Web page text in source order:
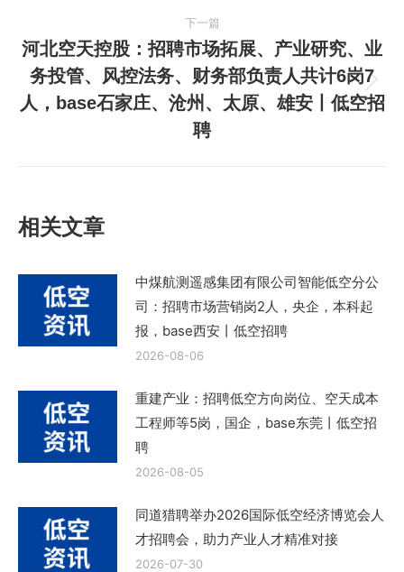
航
篇
文
章：
下一篇
下
一
篇
河北空天控股：招聘市场拓展、产业研究、业
务投管、风控法务、财务部负责人共计6岗7
人，base石家庄、沧州、太原、雄安丨低空招
聘
相关文章
中煤航测遥感集团有限公司智能低空分公
司：招聘市场营销岗2人，央企，本科起
报，base西安丨低空招聘
2026-08-06
重建产业：招聘低空方向岗位、空天成本
工程师等5岗，国企，base东莞丨低空招
聘
2026-08-05
同道猎聘举办2026国际低空经济博览会人
才招聘会，助力产业人才精准对接
2026-07-30